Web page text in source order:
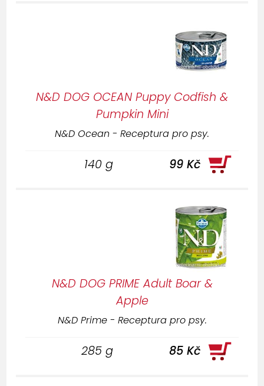
N&D DOG OCEAN Puppy Codfish &
Pumpkin Mini
N&D Ocean - Receptura pro psy.
140 g 99 Kč
N&D DOG PRIME Adult Boar &
Apple
N&D Prime - Receptura pro psy.
285 g 85 Kč